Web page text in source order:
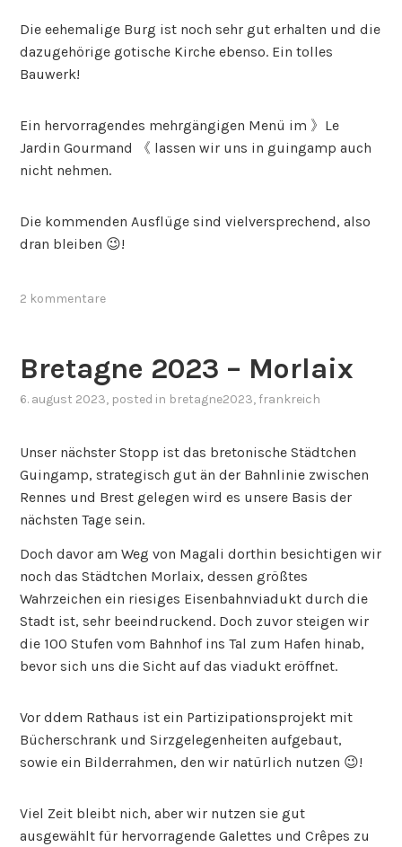
Die eehemalige Burg ist noch sehr gut erhalten und die
dazugehörige gotische Kirche ebenso. Ein tolles
Bauwerk!
Ein hervorragendes mehrgängigen Menü im 》Le
Jardin Gourmand 《 lassen wir uns in guingamp auch
nicht nehmen.
Die kommenden Ausflüge sind vielversprechend, also
dran bleiben 😉!
2 kommentare
Bretagne 2023 – Morlaix
6. august 2023, posted in bretagne2023, frankreich
Unser nächster Stopp ist das bretonische Städtchen
Guingamp, strategisch gut än der Bahnlinie zwischen
Rennes und Brest gelegen wird es unsere Basis der
nächsten Tage sein.
Doch davor am Weg von Magali dorthin besichtigen wir
noch das Städtchen Morlaix, dessen größtes
Wahrzeichen ein riesiges Eisenbahnviadukt durch die
Stadt ist, sehr beeindruckend. Doch zuvor steigen wir
die 100 Stufen vom Bahnhof ins Tal zum Hafen hinab,
bevor sich uns die Sicht auf das viadukt eröffnet.
Vor ddem Rathaus ist ein Partizipationsprojekt mit
Bücherschrank und Sirzgelegenheiten aufgebaut,
sowie ein Bilderrahmen, den wir natürlich nutzen 😉!
Viel Zeit bleibt nich, aber wir nutzen sie gut
ausgewählt für hervorragende Galettes und Crêpes zu